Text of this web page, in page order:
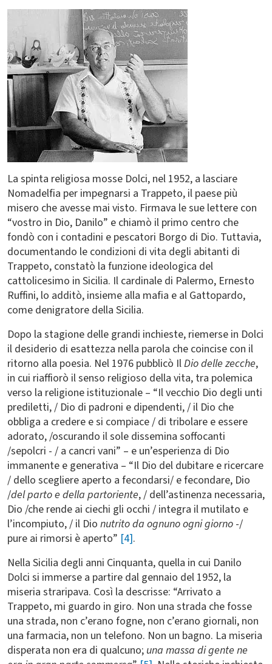
La spinta religiosa mosse Dolci, nel 1952, a lasciare
Nomadelfia per impegnarsi a Trappeto, il paese più
misero che avesse mai visto. Firmava le sue lettere con
“vostro in Dio, Danilo” e chiamò il primo centro che
fondò con i contadini e pescatori Borgo di Dio. Tuttavia,
documentando le condizioni di vita degli abitanti di
Trappeto, constatò la funzione ideologica del
cattolicesimo in Sicilia. Il cardinale di Palermo, Ernesto
Ruffini, lo additò, insieme alla mafia e al Gattopardo,
come denigratore della Sicilia.
Dopo la stagione delle grandi inchieste, riemerse in Dolci
il desiderio di esattezza nella parola che coincise con il
ritorno alla poesia. Nel 1976 pubblicò IlDio delle zecche,
in cui riaffiorò il senso religioso della vita, tra polemica
verso la religione istituzionale – “Il vecchio Dio degli unti
prediletti, / Dio di padroni e dipendenti, / il Dio che
obbliga a credere e si compiace / di tribolare e essere
adorato, /oscurando il sole dissemina soffocanti
/sepolcri - / a cancri vani” – e un’esperienza di Dio
immanente e generativa – “Il Dio del dubitare e ricercare
/ dello scegliere aperto a fecondarsi/ e fecondare, Dio
/del parto e della partoriente, / dell’astinenza necessaria,
Dio /che rende ai ciechi gli occhi / integra il mutilato e
l’incompiuto, / il Dio nutrito da ognuno ogni giorno -/
pure ai rimorsi è aperto” [4].
Nella Sicilia degli anni Cinquanta, quella in cui Danilo
Dolci si immerse a partire dal gennaio del 1952, la
miseria straripava. Così la descrisse: “Arrivato a
Trappeto, mi guardo in giro. Non una strada che fosse
una strada, non c’erano fogne, non c’erano giornali, non
una farmacia, non un telefono. Non un bagno. La miseria
disperata non era di qualcuno; una massa di gente ne